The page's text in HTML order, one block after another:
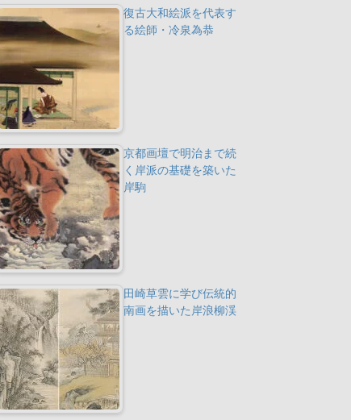
復古大和絵派を代表す
る絵師・冷泉為恭
京都画壇で明治まで続
く岸派の基礎を築いた
岸駒
田崎草雲に学び伝統的
南画を描いた岸浪柳渓